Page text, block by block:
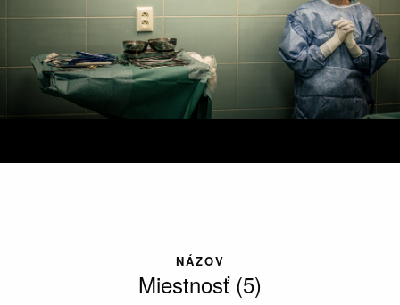
NÁZOV
Miestnosť (5)